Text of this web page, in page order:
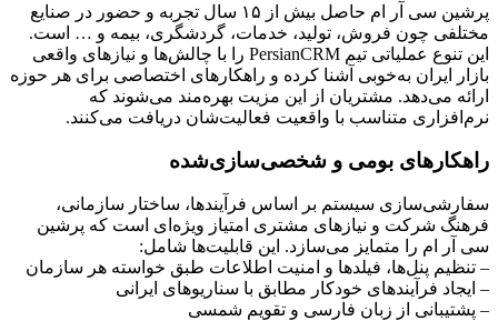
پرشین سی آر ام حاصل بیش از ۱۵ سال تجربه و حضور در صنایع
مختلفی چون فروش، تولید، خدمات، گردشگری، بیمه و … است.
این تنوع عملیاتی تیم PersianCRM را با چالش‌ها و نیازهای واقعی
بازار ایران به‌خوبی آشنا کرده و راهکارهای اختصاصی برای هر حوزه
ارائه می‌دهد. مشتریان از این مزیت بهره‌مند می‌شوند که
نرم‌افزاری متناسب با واقعیت فعالیت‌شان دریافت می‌کنند.
راهکارهای بومی و شخصی‌سازی‌شده
سفارشی‌سازی سیستم بر اساس فرآیندها، ساختار سازمانی،
فرهنگ شرکت و نیازهای مشتری امتیاز ویژه‌ای است که پرشین
سی آر ام را متمایز می‌سازد. این قابلیت‌ها شامل:
– تنظیم پنل‌ها، فیلدها و امنیت اطلاعات طبق خواسته هر سازمان
– ایجاد فرآیندهای خودکار مطابق با سناریوهای ایرانی
– پشتیبانی از زبان فارسی و تقویم شمسی